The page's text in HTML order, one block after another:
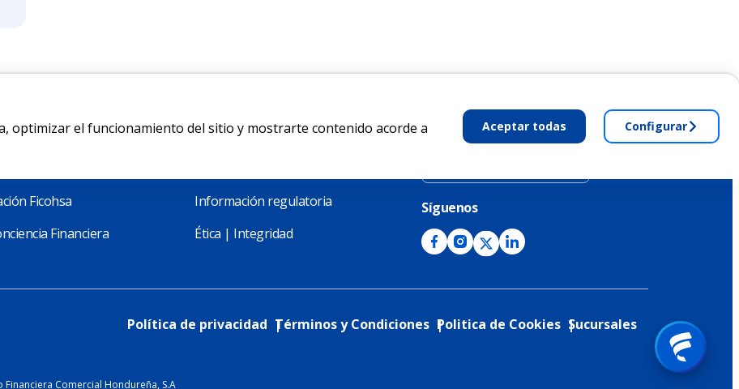
optimizar el funcionamiento del sitio y mostrarte contenido acorde a
Aceptar todas Configurar
Ficohsa
Financiera
Información regulatoria
Ética | Integridad
Síguenos
Política de privacidad Términos y Condiciones Politica de Cookies Sucursales
Comercial Hondureña, S.A